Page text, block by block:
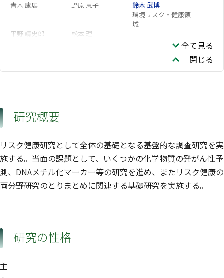
青木 康展 野原 恵子
鈴木 武博
環境リスク・健康領
域
平野 靖史郎
松本 理
全て見る
閉じる
研究概要
リスク健康研究として全体の基礎となる基盤的な調査研究を実
施する。当面の課題として、いくつかの化学物質の発がん性予
測、DNAメチル化マーカー等の研究を進め、またリスク健康の
両分野研究のとりまとめに関連する基礎研究を実施する。
研究の性格
主